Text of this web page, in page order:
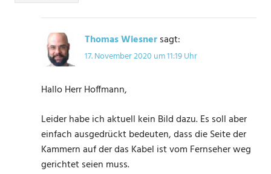
Thomas Wiesnersagt:
17. November 2020 um 11:19 Uhr
Hallo Herr Hoffmann,
Leider habe ich aktuell kein Bild dazu. Es soll aber
einfach ausgedrückt bedeuten, dass die Seite der
Kammern auf der das Kabel ist vom Fernseher weg
gerichtet seien muss.